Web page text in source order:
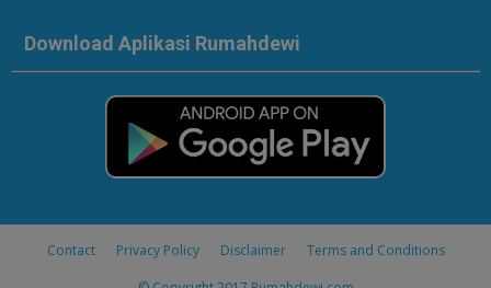
Download Aplikasi Rumahdewi
Contact Privacy Policy Disclaimer
Terms and Conditions